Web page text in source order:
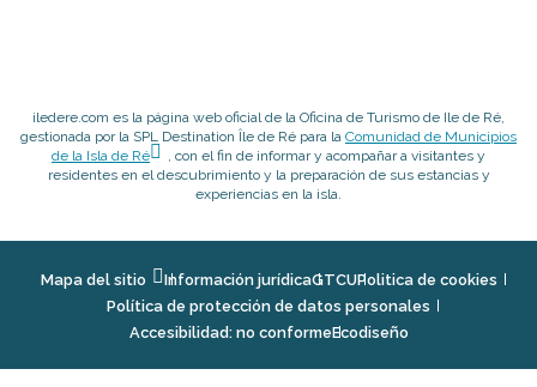
iledere.com es la página web oficial de la Oficina de Turismo de Ile de Ré,
gestionada por la SPL Destination Île de Ré para la Comunidad de Municipios
de la Isla de Ré
, con el fin de informar y acompañar a visitantes y
residentes en el descubrimiento y la preparación de sus estancias y
experiencias en la isla.
Mapa del sitio Información jurídicaGTCUPolitica de cookies
Política de protección de datos personales
Accesibilidad: no conformeEcodiseño